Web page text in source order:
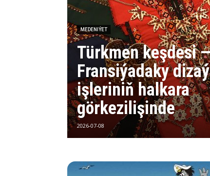
MEDENIÝET
Türkmen keşdesi
Fransiýadaky
işleriniň halkara
görkezilişinde
2026-07-08